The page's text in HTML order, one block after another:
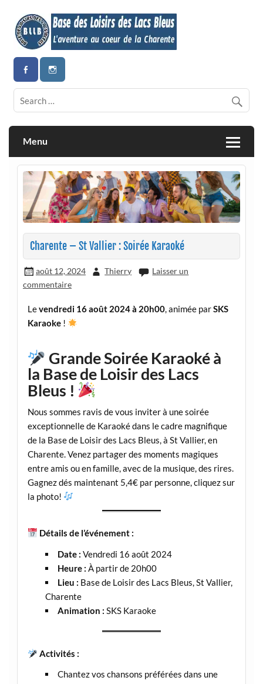
content
Base de loisirs des Lacs Bleus
Vivez l’aventure au cœur de la Charente
Menu
Charente – St Vallier : Soirée Karaoké
août 12, 2024 Thierry
Laisser un
commentaire
Levendredi 16 août 2024 à 20h00, animée parSKS
Karaoke!
Grande Soirée Karaoké à
la Base de Loisir des Lacs
Bleus !
Nous sommes ravis de vous inviter à une soirée
exceptionnelle de Karaoké dans le cadre magnifique
de la Base de Loisir des Lacs Bleus, à St Vallier, en
Charente. Venez partager des moments magiques
entre amis ou en famille, avec de la musique, des rires.
Gagnez dés maintenant 5,4€ par personne, cliquez sur
la photo!
Détails de l’événement :
Date : Vendredi 16 août 2024
Heure : À partir de 20h00
Lieu : Base de Loisir des Lacs Bleus, St Vallier,
Charente
Animation : SKS Karaoke
Activités :
Chantez vos chansons préférées dans une